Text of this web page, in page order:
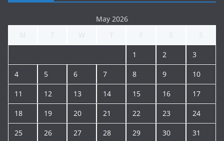
May 2026
1 2 3
4 5 6 7 8 9 10
11 12 13 14 15 16 17
18 19 20 21 22 23 24
25 26 27 28 29 30 31